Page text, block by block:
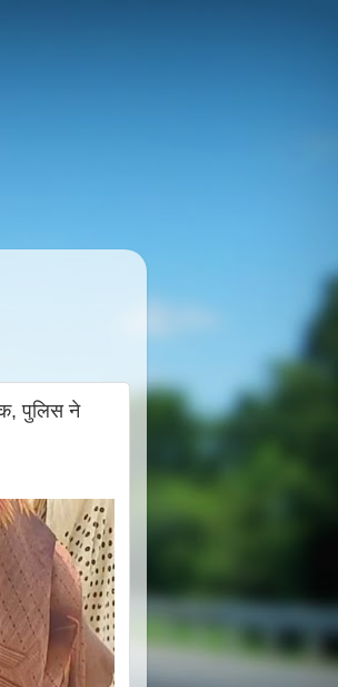
पुलिस ने